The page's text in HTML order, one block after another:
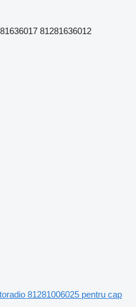
81281636012
81281006025 pentru cap